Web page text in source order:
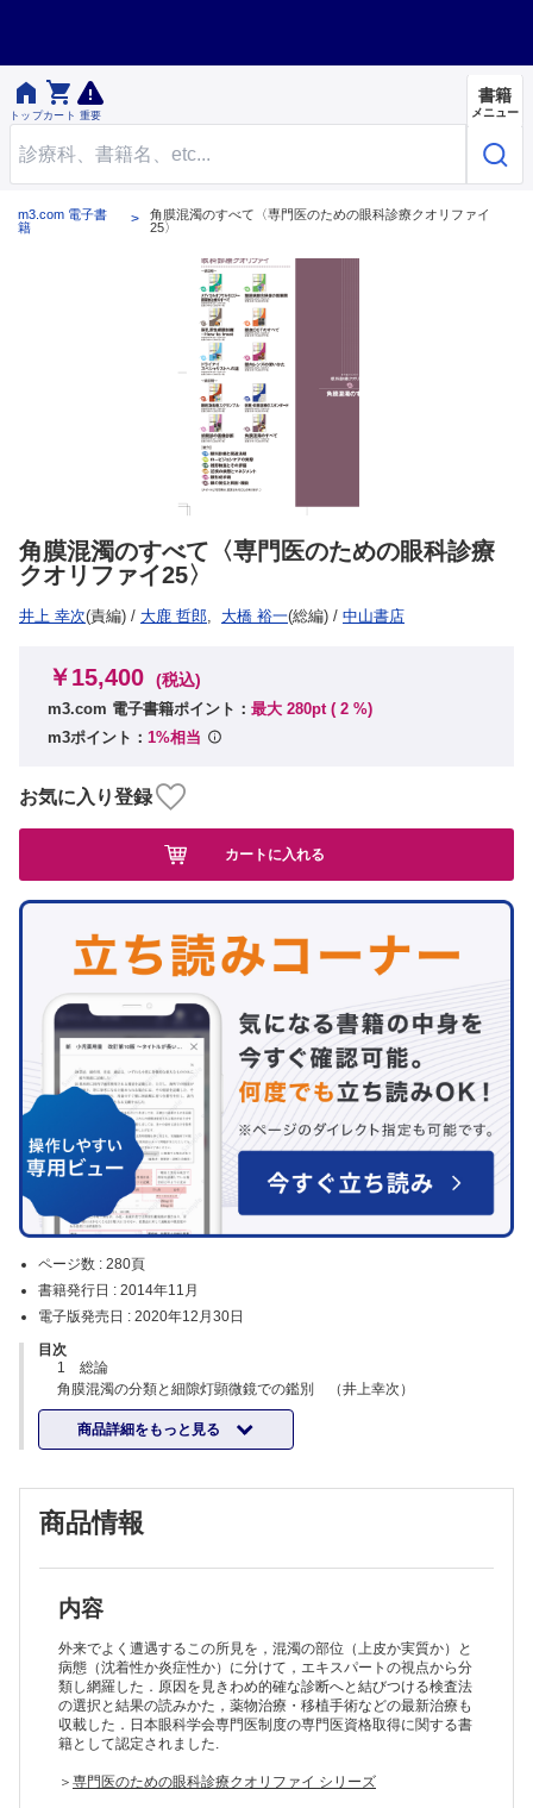

トップ

カート 重要
書籍
メニュー
m3.com 電子書
籍
角膜混濁のすべて〈専門医のための眼科診療クオリファイ
25〉
角膜混濁のすべて〈専門医のための眼科診療
クオリファイ25〉
井上 幸次(責編) / 大鹿 哲郎, 大橋 裕一(総編) / 中山書店
ページ数 : 280頁
書籍発行日 : 2014年11月
電子版発売日 : 2020年12月30日
目次
1 総論
角膜混濁の分類と細隙灯顕微鏡での鑑別 （井上幸次）
角膜混濁鑑別のための検査 （大橋裕一）
角膜混濁の治療法 （雑賀司珠也）
2 上皮混濁各論
代謝産物沈着（Fabry 病など） （平野耕治）
Meesmann角膜ジストロフィ （藤本久貴）
Thygeson点状表層角膜炎 （中川 尚）
Stevens-Johnson症候群 （大家義則）
SQ 重篤な眼合併症を伴うStevens-Johnson症候群と関連のある遺伝
子について教えてください （上田真由美）
眼類天疱瘡 （川北哲也）
トラコーマ （稲田紀子）
conjunctival and corneal intraepithelial neoplasia CIN） （細谷友
雅）
3 沈着性実質混濁各論
商品詳細をもっと見る
￥15,400 (税込)
m3.com 電子書籍ポイント： 最大 280pt ( 2 %)
m3ポイント： 1%相当
お気に入り登録
カートに入れる
商品情報
内容
外来でよく遭遇するこの所見を，混濁の部位（上皮か実質か）と
病態（沈着性か炎症性か）に分けて，エキスパートの視点から分
類し網羅した．原因を見きわめ的確な診断へと結びつける検査法
の選択と結果の読みかた，薬物治療・移植手術などの最新治療も
収載した．日本眼科学会専門医制度の専門医資格取得に関する書
籍として認定されました.
＞ 専門医のための眼科診療クオリファイ シリーズ